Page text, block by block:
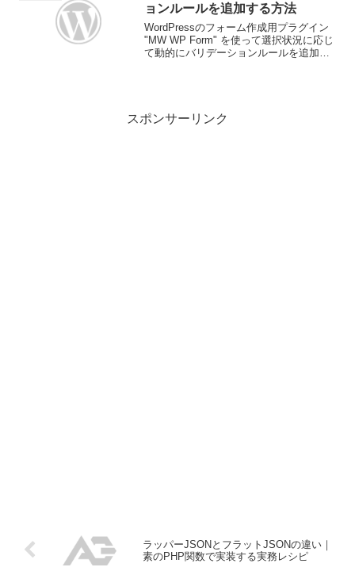
ョンルールを追加する方法
WordPressのフォーム作成用プラグイン
"MW WP Form" を使って選択状況に応じ
て動的にバリデーションルールを追加す
スポンサーリンク
ラッパーJSONとフラットJSONの違い｜
素のPHP関数で実装する実務レシピ